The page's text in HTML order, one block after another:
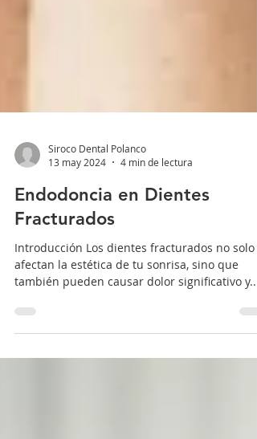
Siroco Dental Polanco
13 may 2024
Endodoncia en Dientes
Fracturados
afectan la estética de tu sonrisa, sino que
también pueden causar dolor significativo y...